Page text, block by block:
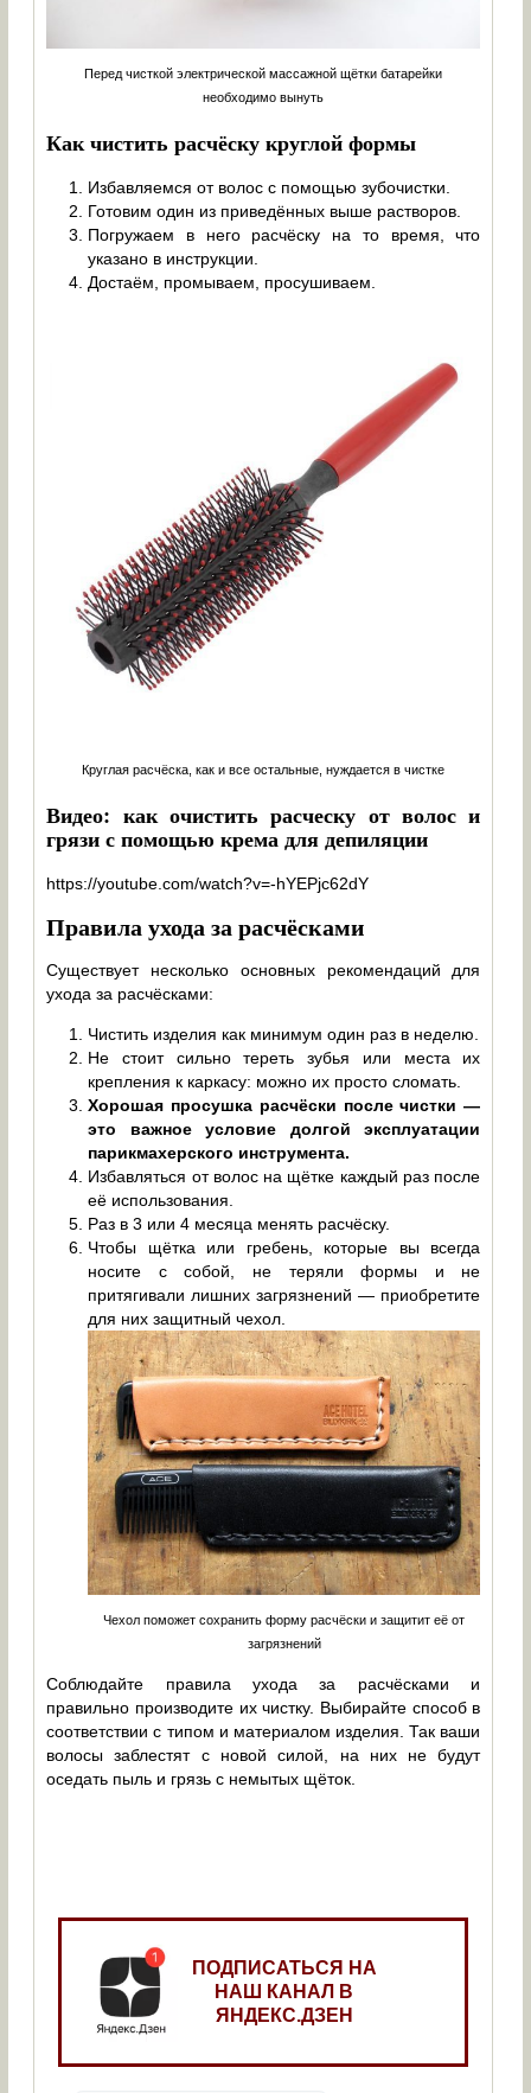
Перед чисткой электрической массажной щётки батарейки
необходимо вынуть
Как чистить расчёску круглой формы
Избавляемся от волос с помощью зубочистки.
Готовим один из приведённых выше растворов.
Погружаем в него расчёску на то время, что
указано в инструкции.
Достаём, промываем, просушиваем.
Круглая расчёска, как и все остальные, нуждается в чистке
Видео: как очистить расческу от волос и
грязи с помощью крема для депиляции
https://youtube.com/watch?v=-hYEPjc62dY
Правила ухода за расчёсками
Существует несколько основных рекомендаций для
ухода за расчёсками:
Чистить изделия как минимум один раз в неделю.
Не стоит сильно тереть зубья или места их
крепления к каркасу: можно их просто сломать.
Хорошая просушка расчёски после чистки —
это важное условие долгой эксплуатации
парикмахерского инструмента.
Избавляться от волос на щётке каждый раз после
её использования.
Раз в 3 или 4 месяца менять расчёску.
Чтобы щётка или гребень, которые вы всегда
носите с собой, не теряли формы и не
притягивали лишних загрязнений — приобретите
для них защитный чехол.
Чехол поможет сохранить форму расчёски и защитит её от
загрязнений
Соблюдайте правила ухода за расчёсками и
правильно производите их чистку. Выбирайте способ в
соответствии с типом и материалом изделия. Так ваши
волосы заблестят с новой силой, на них не будут
оседать пыль и грязь с немытых щёток.
ПОДПИСАТЬСЯ НА
НАШ КАНАЛ В
ЯНДЕКС.ДЗЕН